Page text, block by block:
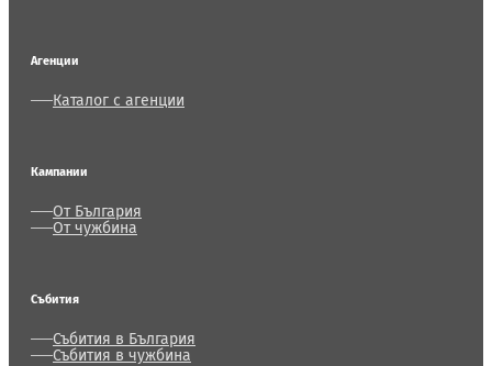
Агенции
Каталог с агенции
Кампании
От България
От чужбина
Събития
Събития в България
Събития в чужбина